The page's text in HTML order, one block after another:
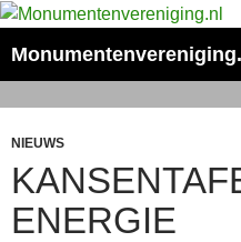
NIEUWS
ENERGIE